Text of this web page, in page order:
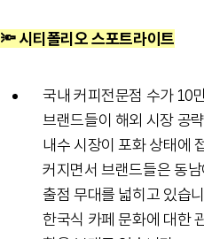
🔦 시티폴리오 스포트라이트
국내 커피전문점 수가 10
브랜드들이 해외 시장 공
내수 시장이 포화 상태에
커지면서 브랜드들은 동
출점 무대를 넓히고 있습
한국식 카페 문화에 대한